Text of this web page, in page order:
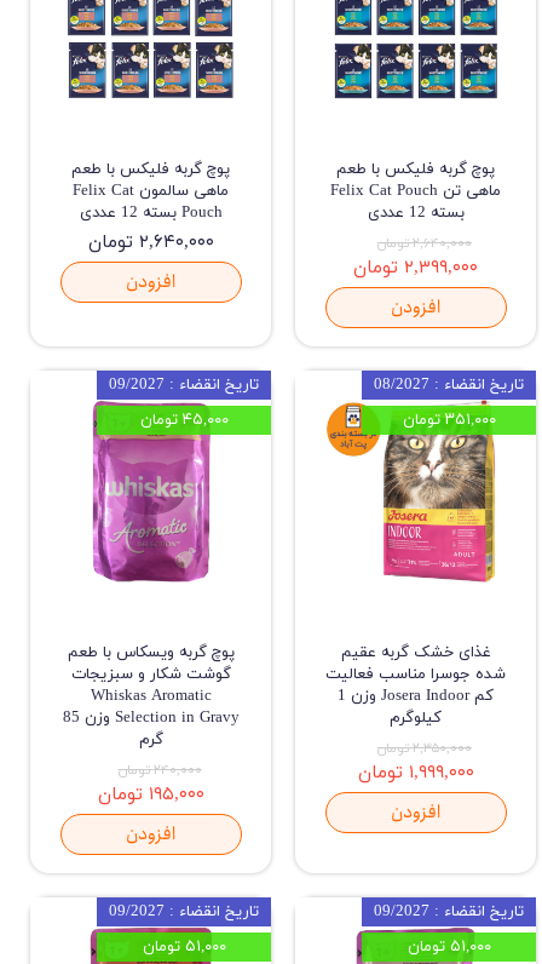
پوچ گربه فلیکس با طعم
ماهی تن Felix Cat Pouch
بسته 12 عددی
۲,۶۴۰,۰۰۰ تومان
۲,۳۹۹,۰۰۰ تومان
افزودن
پوچ گربه فلیکس با طعم
ماهی سالمون Felix Cat
Pouch بسته 12 عددی
۲,۶۴۰,۰۰۰ تومان
افزودن
غذای خشک گربه عقیم
شده جوسرا مناسب فعالیت
کم Josera Indoor وزن 1
کیلوگرم
۲,۳۵۰,۰۰۰ تومان
۱,۹۹۹,۰۰۰ تومان
افزودن
تاریخ انقضاء : 08/2027
۳۵۱,۰۰۰ تومان
پوچ گربه ویسکاس با طعم
گوشت شکار و سبزیجات
Whiskas Aromatic
Selection in Gravy وزن 85
گرم
۲۴۰,۰۰۰ تومان
۱۹۵,۰۰۰ تومان
افزودن
تاریخ انقضاء : 09/2027
۴۵,۰۰۰ تومان
تاریخ انقضاء : 09/2027
۵۱,۰۰۰ تومان
تاریخ انقضاء : 09/2027
۵۱,۰۰۰ تومان